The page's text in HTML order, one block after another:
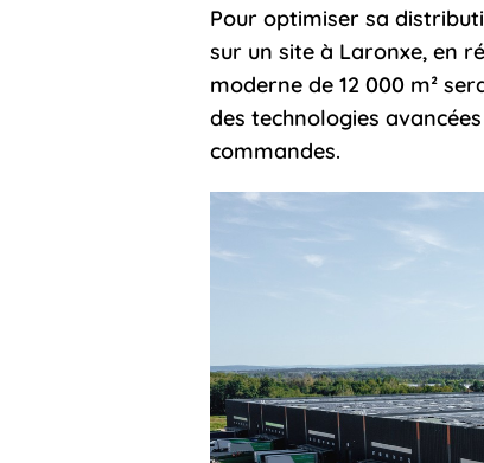
Pour optimiser sa
sur un site à Laronxe, en
moderne de 12 000 m²
des technologies
commandes.